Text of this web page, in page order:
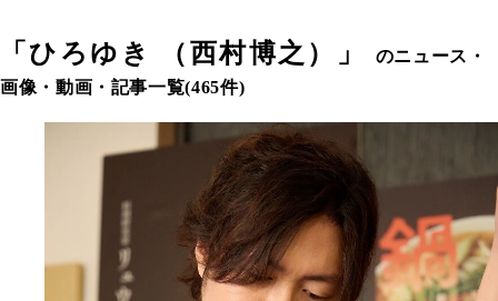
「ひろゆき （西村博之） 」
のニュース・
画像・動画・記事一覧(465件)